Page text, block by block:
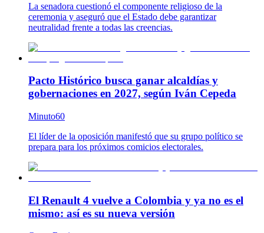
La senadora cuestionó el componente religioso de la
ceremonia y aseguró que el Estado debe garantizar
neutralidad frente a todas las creencias.
Pacto Histórico busca ganar alcaldías y
gobernaciones en 2027, según Iván Cepeda
Minuto60
El líder de la oposición manifestó que su grupo político se
prepara para los próximos comicios electorales.
El Renault 4 vuelve a Colombia y ya no es el
mismo: así es su nueva versión